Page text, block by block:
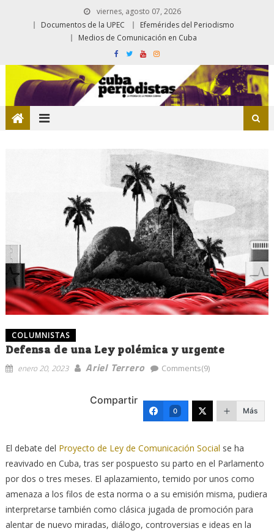
viernes, agosto 07, 2026
Documentos de la UPEC
Efemérides del Periodismo
Medios de Comunicación en Cuba
COLUMNISTAS
Defensa de una Ley polémica y urgente
enero 20, 2023 Ariel Terrero Comments(9)
Compartir
0 Más
El debate del Proyecto de Ley de Comunicación Social se ha
reavivado en Cuba, tras ser pospuesto su parto en el Parlamento
por dos o tres meses. El aplazamiento, temido por unos como
amenaza a los filos de esta norma o a su emisión misma, pudiera
interpretarse también como clásica jugada de promoción para
alentar de nuevo miradas, diálogo, controversias e ideas en la